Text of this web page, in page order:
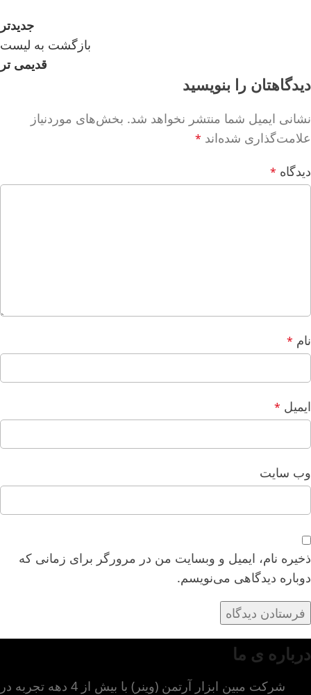
جدیدتر
بازگشت به لیست
قدیمی تر
دیدگاهتان را بنویسید
نشانی ایمیل شما منتشر نخواهد شد. بخش‌های موردنیاز
علامت‌گذاری شده‌اند *
دیدگاه *
نام *
ایمیل *
وب‌ سایت
ذخیره نام، ایمیل و وبسایت من در مرورگر برای زمانی که
دوباره دیدگاهی می‌نویسم.
درباره ی ما
شرکت مبین ابزار آرتمن (وینر) با بیش از 4 دهه تجربه در